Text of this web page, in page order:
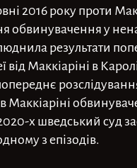
2016 року проти
обвинувачення у
результати
від Маккіаріні в
Маккіаріні
х шведський суд
з епізодів.